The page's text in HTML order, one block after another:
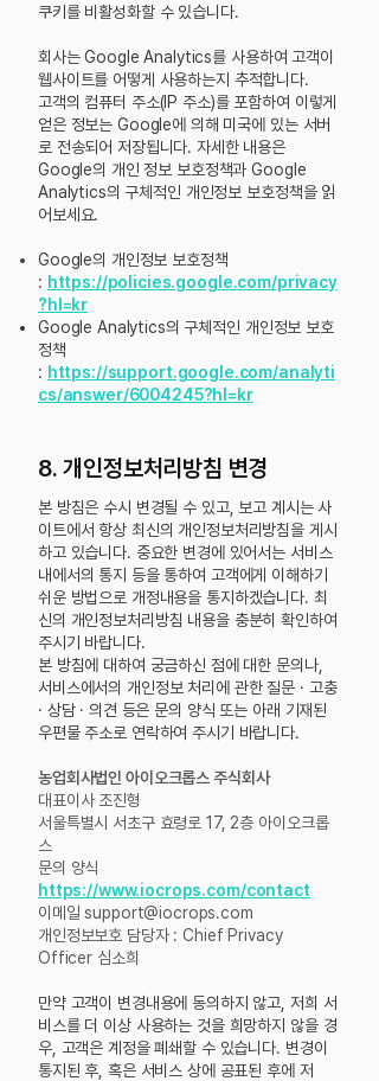
쿠키를 비활성화할 수 있습니다.
회사는 Google Analytics를 사용하여 고객이
웹사이트를 어떻게 사용하는지 추적합니다.
고객의 컴퓨터 주소(IP 주소)를 포함하여 이렇게
얻은 정보는 Google에 의해 미국에 있는 서버
로 전송되어 저장됩니다. 자세한 내용은
Google의 개인 정보 보호정책과 Google
Analytics의 구체적인 개인정보 보호정책을 읽
어보세요.
Google의 개인정보 보호정책
: https://policies.google.com/privacy
?hl=kr
Google Analytics의 구체적인 개인정보 보호
정책
: https://support.google.com/analyti
cs/answer/6004245?hl=kr
8. 개인정보처리방침 변경
본 방침은 수시 변경될 수 있고, 보고 계시는 사
이트에서 항상 최신의 개인정보처리방침을 게시
하고 있습니다. 중요한 변경에 있어서는 서비스
내에서의 통지 등을 통하여 고객에게 이해하기
쉬운 방법으로 개정내용을 통지하겠습니다. 최
신의 개인정보처리방침 내용을 충분히 확인하여
주시기 바랍니다.
본 방침에 대하여 궁금하신 점에 대한 문의나,
서비스에서의 개인정보 처리에 관한 질문 · 고충
· 상담 · 의견 등은 문의 양식 또는 아래 기재된
우편물 주소로 연락하여 주시기 바랍니다.
농업회사법인 아이오크롭스 주식회사
대표이사 조진형
서울특별시 서초구 효령로 17, 2층 아이오크롭
스
문의 양식
https://www.iocrops.com/contact
이메일support@iocrops.com
개인정보보호 담당자 : Chief Privacy
Officer 심소희
만약 고객이 변경내용에 동의하지 않고, 저희 서
비스를 더 이상 사용하는 것을 희망하지 않을 경
우, 고객은 계정을 폐쇄할 수 있습니다. 변경이
통지된 후, 혹은 서비스 상에 공표된 후에 저